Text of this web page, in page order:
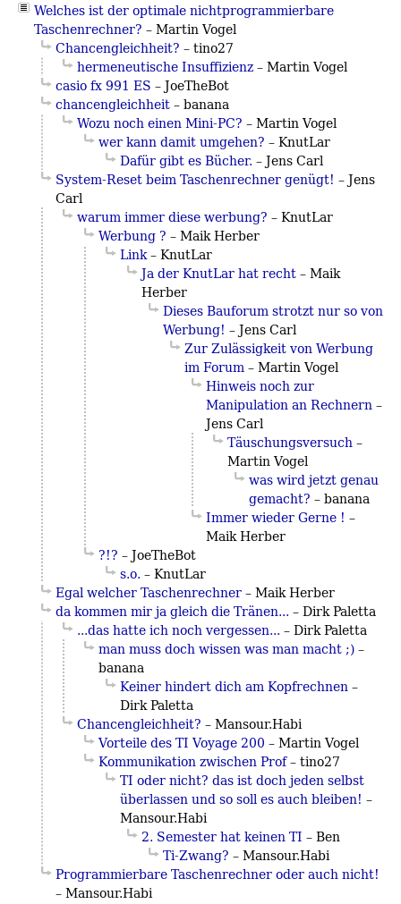
Welches ist der optimale nichtprogrammierbare
Taschenrechner? –Martin Vogel
Chancengleichheit? – tino27
hermeneutische Insuffizienz–Martin Vogel
casio fx 991 ES – JoeTheBot
chancengleichheit– banana
Wozu noch einen Mini-PC? –Martin Vogel
wer kann damit umgehen? – KnutLar
Dafür gibt es Bücher. – Jens Carl
System-Reset beim Taschenrechner genügt! – Jens
Carl
warum immer diese werbung? – KnutLar
Werbung ? – Maik Herber
Link– KnutLar
Ja der KnutLar hat recht– Maik
Herber
Dieses Bauforum strotzt nur so von
Werbung! – Jens Carl
Zur Zulässigkeit von Werbung
im Forum–Martin Vogel
Hinweis noch zur
Manipulation an Rechnern–
Jens Carl
Täuschungsversuch–
Martin Vogel
was wird jetzt genau
gemacht? – banana
Immer wieder Gerne ! –
Maik Herber
?!? – JoeTheBot
s.o. – KnutLar
Egal welcher Taschenrechner– Maik Herber
da kommen mir ja gleich die Tränen... – Dirk Paletta
...das hatte ich noch vergessen... – Dirk Paletta
man muss doch wissen was man macht ;)–
banana
Keiner hindert dich am Kopfrechnen–
Dirk Paletta
Chancengleichheit? – Mansour.Habi
Vorteile des TI Voyage 200 –Martin Vogel
Kommunikation zwischen Prof– tino27
TI oder nicht? das ist doch jeden selbst
überlassen und so soll es auch bleiben! –
Mansour.Habi
2. Semester hat keinen TI – Ben
Ti-Zwang? – Mansour.Habi
Programmierbare Taschenrechner oder auch nicht!
– Mansour.Habi